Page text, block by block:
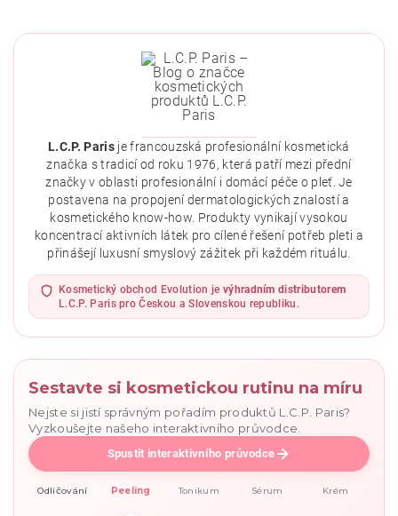
Vložením hodnocení souhlasíte se
zásadami ochrany
osobních údajů.
L.C.P. Paris je francouzská profesionální kosmetická
značka s tradicí od roku 1976, která patří mezi přední
značky v oblasti profesionální i domácí péče o pleť. Je
postavena na propojení dermatologických znalostí a
kosmetického know-how. Produkty vynikají vysokou
koncentrací aktivních látek pro cílené řešení potřeb pleti a
přinášejí luxusní smyslový zážitek při každém rituálu.
Kosmetický obchod Evolution je výhradním distributorem
L.C.P. Paris pro Českou a Slovenskou republiku.
Sestavte si kosmetickou rutinu na míru
Nejste si jistí správným pořadím produktů L.C.P. Paris?
Vyzkoušejte našeho interaktivního průvodce.
Spustit interaktivního průvodce
Odličování Peeling Tonikum Sérum Krém